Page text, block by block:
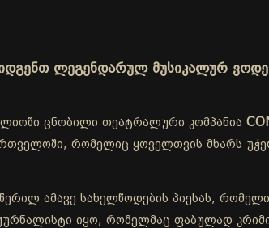
ლეგენდარულ მუსიკალურ
ცნობილი თეატრალური კომპანია
რომელიც ყოველთვის მხარს
ამავე სახელწოდების პიესას,
იყო, რომელმაც ფაბულად